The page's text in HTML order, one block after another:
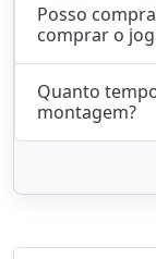
Posso
comprar o
Quanto
montagem?